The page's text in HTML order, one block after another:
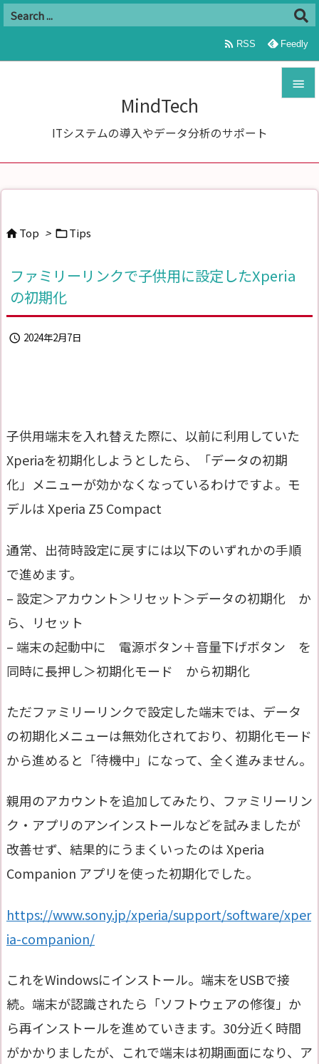
MindTech
ITシステムの導入やデータ分析のサポート



 RSS Feedly
 Top > Tips
ファミリーリンクで子供用に設定したXperia
の初期化
 2024年2月7日
子供用端末を入れ替えた際に、以前に利用していた
Xperiaを初期化しようとしたら、「データの初期
化」メニューが効かなくなっているわけですよ。モ
デルは Xperia Z5 Compact
通常、出荷時設定に戻すには以下のいずれかの手順
で進めます。
– 設定＞アカウント＞リセット＞データの初期化 か
ら、リセット
– 端末の起動中に 電源ボタン＋音量下げボタン を
同時に長押し＞初期化モード から初期化
ただファミリーリンクで設定した端末では、データ
の初期化メニューは無効化されており、初期化モード
から進めると「待機中」になって、全く進みません。
親用のアカウントを追加してみたり、ファミリーリン
ク・アプリのアンインストールなどを試みましたが
改善せず、結果的にうまくいったのは Xperia
Companion アプリを使った初期化でした。
https://www.sony.jp/xperia/support/software/xper
ia-companion/
これをWindowsにインストール。端末をUSBで接
続。端末が認識されたら「ソフトウェアの修復」か
ら再インストールを進めていきます。30分近く時間
がかかりましたが、これで端末は初期画面になり、ア